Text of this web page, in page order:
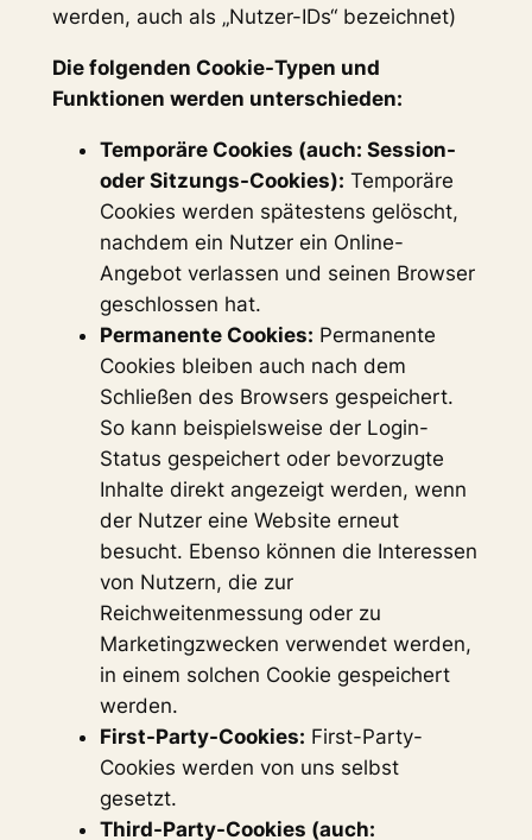
werden, auch als „Nutzer-IDs“ bezeichnet)
Die folgenden Cookie-Typen und
Funktionen werden unterschieden:
Temporäre Cookies (auch: Session-
oder Sitzungs-Cookies): Temporäre
Cookies werden spätestens gelöscht,
nachdem ein Nutzer ein Online-
Angebot verlassen und seinen Browser
geschlossen hat.
Permanente Cookies: Permanente
Cookies bleiben auch nach dem
Schließen des Browsers gespeichert.
So kann beispielsweise der Login-
Status gespeichert oder bevorzugte
Inhalte direkt angezeigt werden, wenn
der Nutzer eine Website erneut
besucht. Ebenso können die Interessen
von Nutzern, die zur
Reichweitenmessung oder zu
Marketingzwecken verwendet werden,
in einem solchen Cookie gespeichert
werden.
First-Party-Cookies: First-Party-
Cookies werden von uns selbst
gesetzt.
Third-Party-Cookies (auch: